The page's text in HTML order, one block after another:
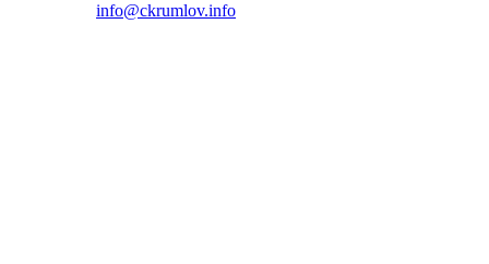
info@ckrumlov.info